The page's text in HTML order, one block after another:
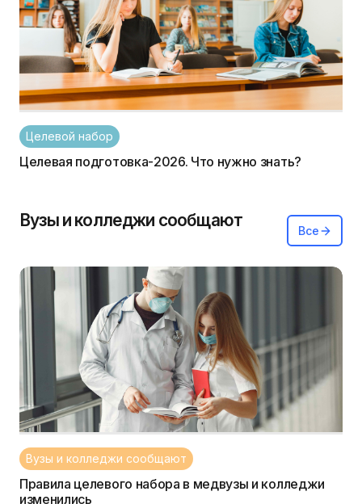
Целевой набор
Целевая подготовка-2026. Что нужно знать?
Вузы и колледжи сообщают Все
Вузы и колледжи сообщают
Правила целевого набора в медвузы и колледжи
изменились